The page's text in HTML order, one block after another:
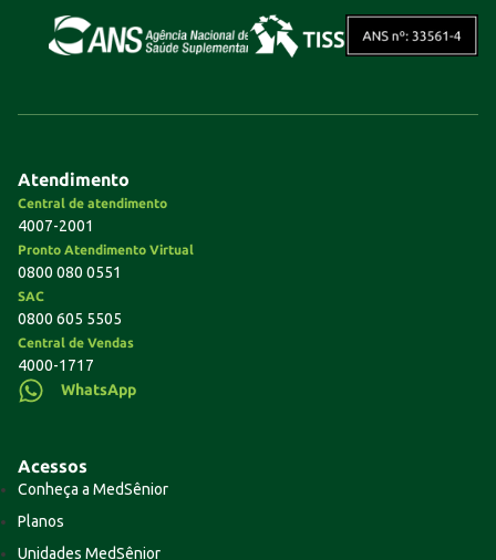
Atendimento
Central de atendimento
4007-2001
Pronto Atendimento Virtual
0800 080 0551
SAC
0800 605 5505
Central de Vendas
4000-1717
WhatsApp
Acessos
Conheça a MedSênior
Planos
Unidades MedSênior